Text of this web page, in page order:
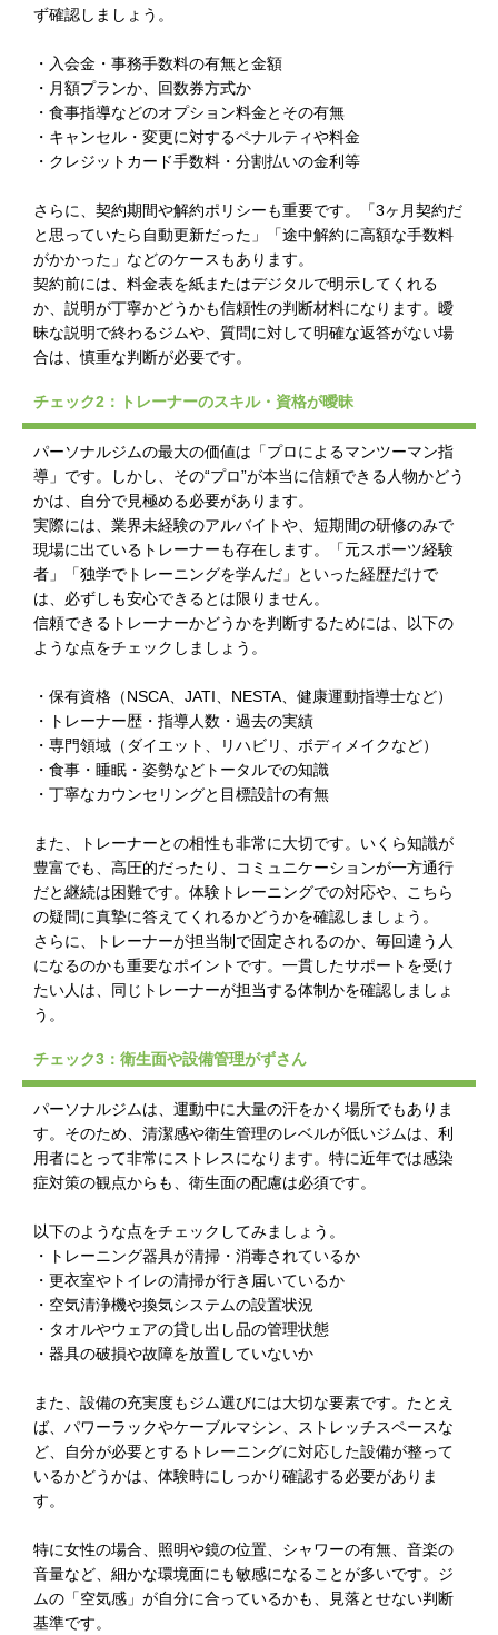
ず確認しましょう。
・入会金・事務手数料の有無と金額
・月額プランか、回数券方式か
・食事指導などのオプション料金とその有無
・キャンセル・変更に対するペナルティや料金
・クレジットカード手数料・分割払いの金利等
さらに、契約期間や解約ポリシーも重要です。「3ヶ月契約だ
と思っていたら自動更新だった」「途中解約に高額な手数料
がかかった」などのケースもあります。
契約前には、料金表を紙またはデジタルで明示してくれる
か、説明が丁寧かどうかも信頼性の判断材料になります。曖
昧な説明で終わるジムや、質問に対して明確な返答がない場
合は、慎重な判断が必要です。
チェック2：トレーナーのスキル・資格が曖昧
パーソナルジムの最大の価値は「プロによるマンツーマン指
導」です。しかし、その“プロ”が本当に信頼できる人物かどう
かは、自分で見極める必要があります。
実際には、業界未経験のアルバイトや、短期間の研修のみで
現場に出ているトレーナーも存在します。「元スポーツ経験
者」「独学でトレーニングを学んだ」といった経歴だけで
は、必ずしも安心できるとは限りません。
信頼できるトレーナーかどうかを判断するためには、以下の
ような点をチェックしましょう。
・保有資格（NSCA、JATI、NESTA、健康運動指導士など）
・トレーナー歴・指導人数・過去の実績
・専門領域（ダイエット、リハビリ、ボディメイクなど）
・食事・睡眠・姿勢などトータルでの知識
・丁寧なカウンセリングと目標設計の有無
また、トレーナーとの相性も非常に大切です。いくら知識が
豊富でも、高圧的だったり、コミュニケーションが一方通行
だと継続は困難です。体験トレーニングでの対応や、こちら
の疑問に真摯に答えてくれるかどうかを確認しましょう。
さらに、トレーナーが担当制で固定されるのか、毎回違う人
になるのかも重要なポイントです。一貫したサポートを受け
たい人は、同じトレーナーが担当する体制かを確認しましょ
う。
チェック3：衛生面や設備管理がずさん
パーソナルジムは、運動中に大量の汗をかく場所でもありま
す。そのため、清潔感や衛生管理のレベルが低いジムは、利
用者にとって非常にストレスになります。特に近年では感染
症対策の観点からも、衛生面の配慮は必須です。
以下のような点をチェックしてみましょう。
・トレーニング器具が清掃・消毒されているか
・更衣室やトイレの清掃が行き届いているか
・空気清浄機や換気システムの設置状況
・タオルやウェアの貸し出し品の管理状態
・器具の破損や故障を放置していないか
また、設備の充実度もジム選びには大切な要素です。たとえ
ば、パワーラックやケーブルマシン、ストレッチスペースな
ど、自分が必要とするトレーニングに対応した設備が整って
いるかどうかは、体験時にしっかり確認する必要がありま
す。
特に女性の場合、照明や鏡の位置、シャワーの有無、音楽の
音量など、細かな環境面にも敏感になることが多いです。ジ
ムの「空気感」が自分に合っているかも、見落とせない判断
基準です。